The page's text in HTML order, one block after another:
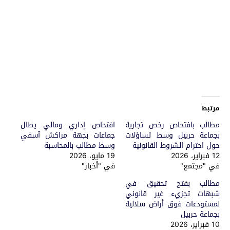
مرتبط
مطالب بافتحاص رخص تجارية
بجماعة حربيل وسط تساؤلات
حول احترام الشروط القانونية
12 فبراير، 2026
في "مجتمع"
افتحاص إداري ومالي يطال
جماعات بجهة مراكش آسفي
وسط مطالب بالمحاسبة
19 مايو، 2026
في "أخبار"
مطالب بفتح تحقيق في
شبهات تجزيء غير قانوني
لمستودعات فوق أراض سلالية
بجماعة حربيل
10 فبراير، 2026